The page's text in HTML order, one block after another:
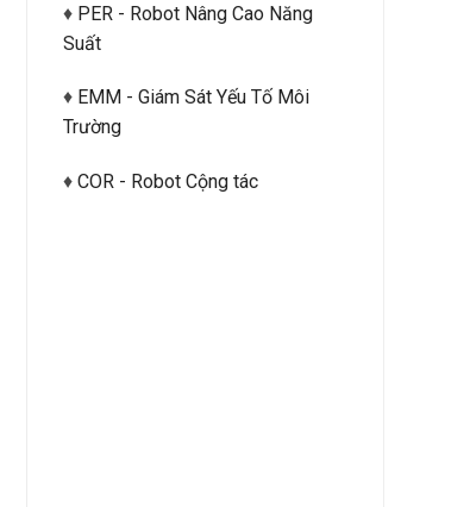
♦ PER - Robot Nâng Cao Năng
Suất
♦ EMM - Giám Sát Yếu Tố Môi
Trường
♦ COR - Robot Cộng tác